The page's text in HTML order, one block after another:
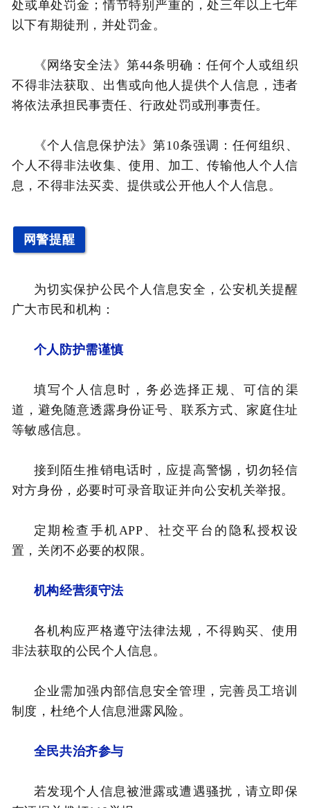
处或单处罚金；情节特别严重的，处三年以上七年
以下有期徒刑，并处罚金。
《网络安全法》第44条明确：任何个人或组织
不得非法获取、出售或向他人提供个人信息，违者
将依法承担民事责任、行政处罚或刑事责任。
《个人信息保护法》第10条强调：任何组织、
个人不得非法收集、使用、加工、传输他人个人信
息，不得非法买卖、提供或公开他人个人信息。
网警提醒
为切实保护公民个人信息安全，公安机关提醒
广大市民和机构：
个人防护需谨慎
填写个人信息时，务必选择正规、可信的渠
道，避免随意透露身份证号、联系方式、家庭住址
等敏感信息。
接到陌生推销电话时，应提高警惕，切勿轻信
对方身份，必要时可录音取证并向公安机关举报。
定期检查手机APP、社交平台的隐私授权设
置，关闭不必要的权限。
机构经营须守法
各机构应严格遵守法律法规，不得购买、使用
非法获取的公民个人信息。
企业需加强内部信息安全管理，完善员工培训
制度，杜绝个人信息泄露风险。
全民共治齐参与
若发现个人信息被泄露或遭遇骚扰，请立即保